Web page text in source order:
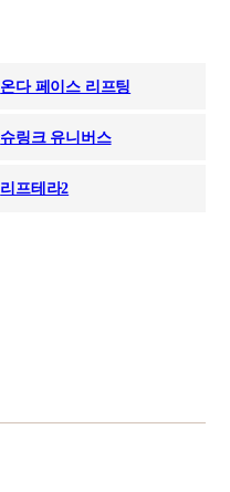
온다 페이스 리프팅
슈링크 유니버스
리프테라2